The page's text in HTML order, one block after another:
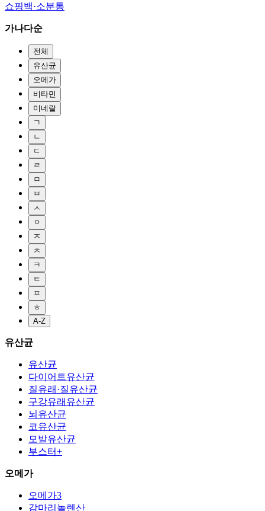
쇼핑백·소분통
가나다순
전체
유산균
오메가
비타민
미네랄
ㄱ
ㄴ
ㄷ
ㄹ
ㅁ
ㅂ
ㅅ
ㅇ
ㅈ
ㅊ
ㅋ
ㅌ
ㅍ
ㅎ
A-Z
유산균
유산균
다이어트유산균
질유래·질유산균
구강유래유산균
뇌유산균
코유산균
모발유산균
부스터+
오메가
오메가3
감마리놀렌산